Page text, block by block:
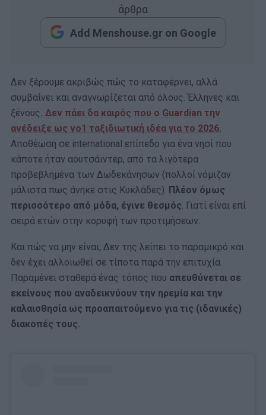
άρθρα
Add Menshouse.gr on Google
Δεν ξέρουμε ακριβώς πώς το καταφέρνει, αλλά
συμβαίνει και αναγνωρίζεται από όλους. Έλληνες και
ξένους. Δεν πάει δα καιρός που ο Guardian την
ανέδειξε ως νο1 ταξιδιωτική ιδέα για το 2026.
Αποθέωση σε international επίπεδο για ένα νησί που
κάποτε ήταν αουτσάιντερ, από τα λιγότερα
προβεβλημένα των Δωδεκάνησων (πολλοί νόμιζαν
μάλιστα πως άνηκε στις Κυκλάδες). Πλέον όμως
περισσότερο από μόδα, έγινε θεσμός. Γιατί είναι επί
σειρά ετών στην κορυφή των προτιμήσεων.
Και πώς να μην είναι; Δεν της λείπει το παραμικρό και
δεν έχει αλλοιωθεί σε τίποτα παρά την επιτυχία.
Παραμένει σταθερά ένας τόπος που απευθύνεται σε
εκείνους που αναδεικνύουν την ηρεμία και την
καλαισθησία ως προαπαιτούμενο για τις (ιδανικές)
διακοπές τους.